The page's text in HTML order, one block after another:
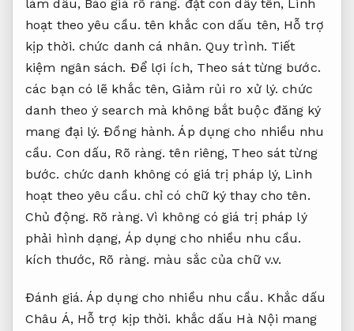
làm dấu, Báo giá rõ ràng. đặt con dấy tên, Linh
hoạt theo yêu cầu. tên khắc con dấu tên, Hỗ trợ
kịp thời. chức danh cá nhân. Quy trình. Tiết
kiệm ngân sách. Để lợi ích, Theo sát từng bước.
các bạn có lẽ khắc tên,Giảm rủi ro xử lý. chức
danh theo ý search mà không bắt buộc đăng ký
mang đại lý.Đồng hành. Áp dụng cho nhiều nhu
cầu. Con dấu, Rõ ràng. tên riêng, Theo sát từng
bước. chức danh không có giá trị pháp lý, Linh
hoạt theo yêu cầu. chỉ có chữ ký thay cho tên.
Chủ động. Rõ ràng. Vì không có giá trị pháp lý
phải hình dạng, Áp dụng cho nhiều nhu cầu.
kích thước, Rõ ràng. màu sắc của chữ v.v.
Đánh giá. Áp dụng cho nhiều nhu cầu. Khắc dấu
Châu Á, Hỗ trợ kịp thời. khắc dấu Hà Nội mang